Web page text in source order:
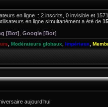
en ligne :: 2 inscrits, 0 invisible et
en ligne simultanément a été de
[Bot] Google [Bot]
Modérateurs globaux Impériaux
aujourd’hui